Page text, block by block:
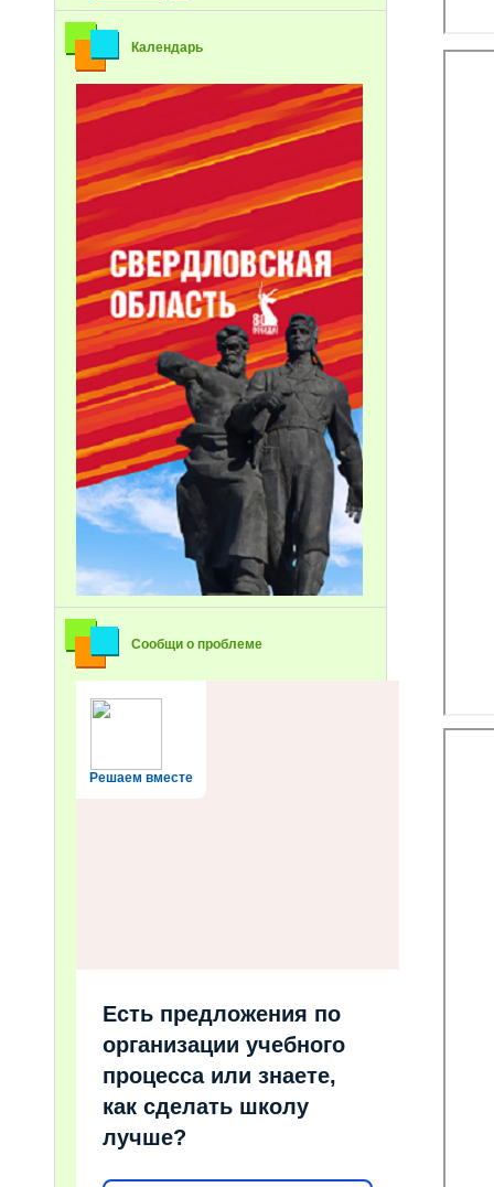
Календарь
Сообщи о проблеме
Решаем вместе
Есть предложения по
организации учебного
процесса или знаете,
как сделать школу
лучше?